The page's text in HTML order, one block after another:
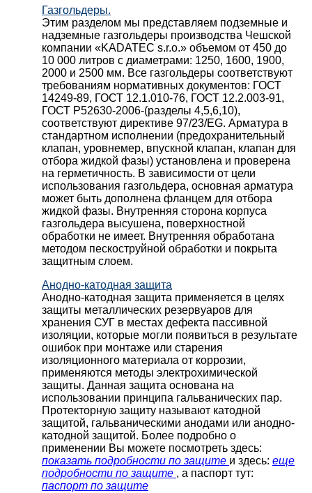
Газгольдеры.
Этим разделом мы представляем подземные и
надземные газгольдеры производства Чешской
компании «KADATEC s.r.o.» объемом от 450 до
10 000 литров с диаметрами: 1250, 1600, 1900,
2000 и 2500 мм. Все газгольдеры соответствуют
требованиям нормативных документов: ГОСТ
14249-89, ГОСТ 12.1.010-76, ГОСТ 12.2.003-91,
ГОСТ Р52630-2006-(разделы 4,5,6,10),
соответствуют директиве 97/23/EG. Арматура в
стандартном исполнении (предохранительный
клапан, уровнемер, впускной клапан, клапан для
отбора жидкой фазы) установлена и проверена
на герметичность. В зависимости от цели
использования газгольдера, основная арматура
может быть дополнена фланцем для отбора
жидкой фазы. Внутренняя сторона корпуса
газгольдера высушена, поверхностной
обработки не имеет. Внутренняя обработана
методом пескоструйной обработки и покрыта
защитным слоем.
Анодно-катодная защита
Анодно-катодная защита применяется в целях
защиты металлических резервуаров для
хранения СУГ в местах дефекта пассивной
изоляции, которые могли появиться в результате
ошибок при монтаже или старения
изоляционного материала от коррозии,
применяются методы электрохимической
защиты. Данная защита основана на
использовании принципа гальванических пар.
Протекторную защиту называют катодной
защитой, гальваническими анодами или анодно-
катодной защитой. Более подробно о
применении Вы можете посмотреть здесь:
показать подробности по защите и здесь: еще
подробности по защите , а паспорт тут:
паспорт по защите